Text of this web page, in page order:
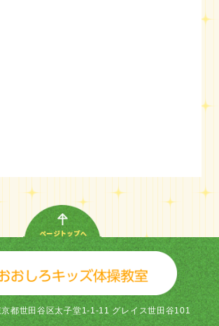
京都世田谷区太子堂1-1-11 グレイス世田谷101